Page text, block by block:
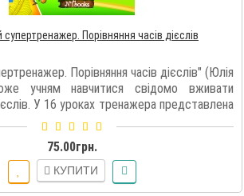
супертренажер. Порівняння часів дієслів
Порівняння часів дієслів" (Юлія
учням навчитися свідомо вживати
У 16 уроках тренажера представлена
75.00грн.
КУПИТИ